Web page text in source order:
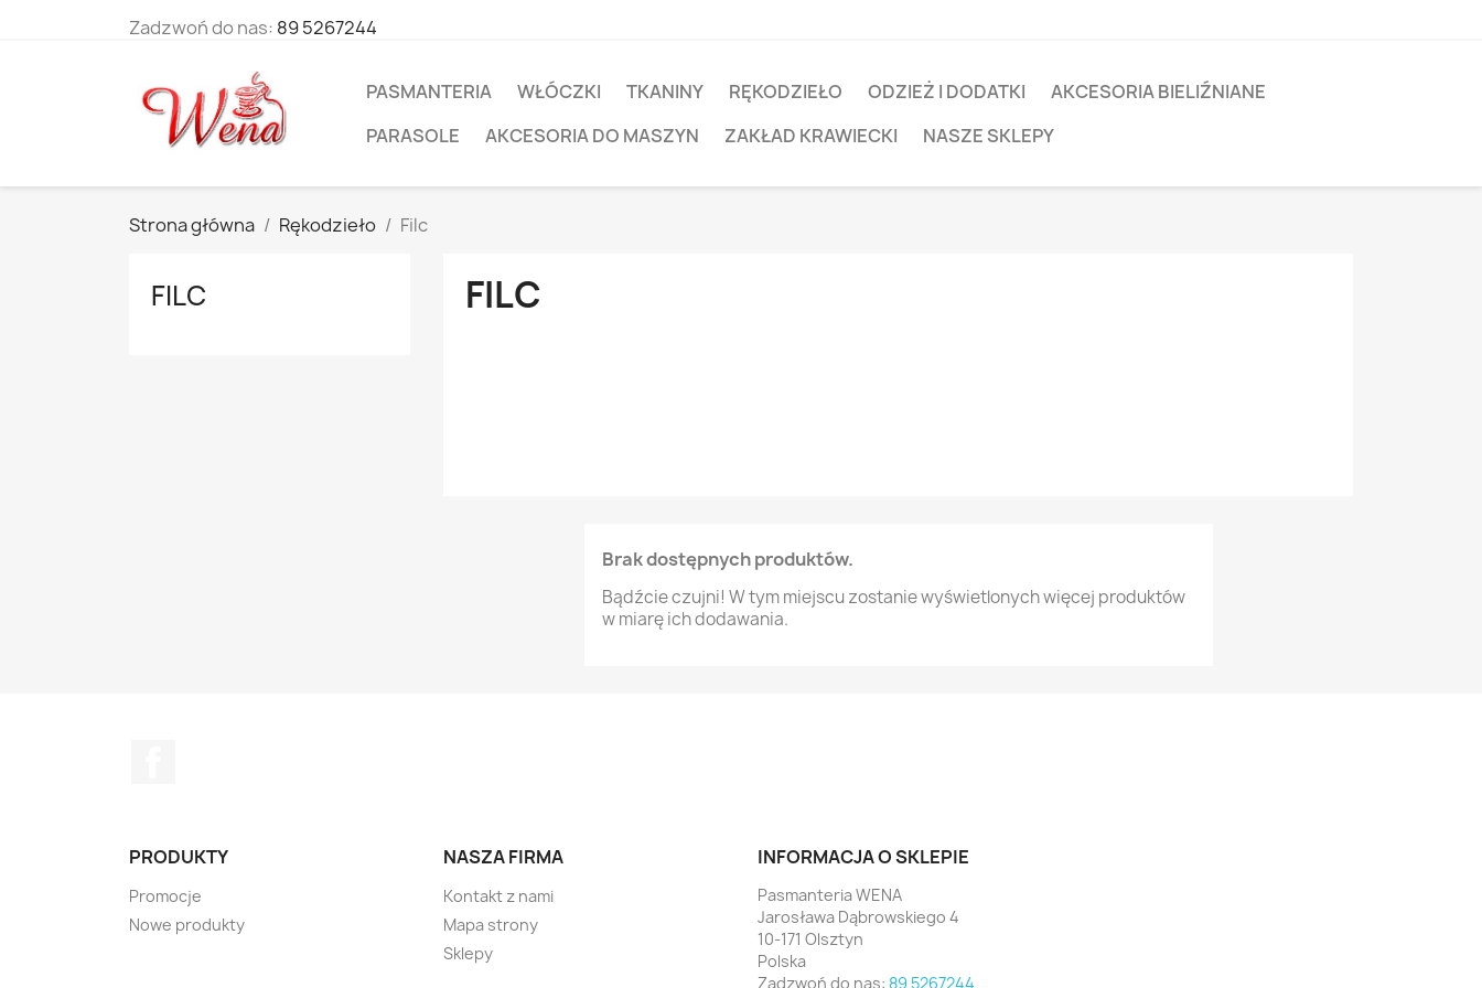
Zadzwoń do nas: 89 5267244
PASMANTERIA WŁÓCZKI TKANINY RĘKODZIEŁO ODZIEŻ I DODATKI
AKCESORIA BIELIŹNIANE
PARASOLE
AKCESORIA DO MASZYN ZAKŁAD KRAWIECKI NASZE SKLEPY
Strona główna Rękodzieło Filc
FILC FILC
Brak dostępnych produktów.
Bądźcie czujni! W tym miejscu zostanie wyświetlonych więcej produktów
w miarę ich dodawania.
PRODUKTY
Promocje
Nowe produkty
NASZA FIRMA
Kontakt z nami
Mapa strony
Sklepy
INFORMACJA O SKLEPIE
Pasmanteria WENA
Jarosława Dąbrowskiego 4
10-171 Olsztyn
Polska
Zadzwoń do nas: 89 5267244